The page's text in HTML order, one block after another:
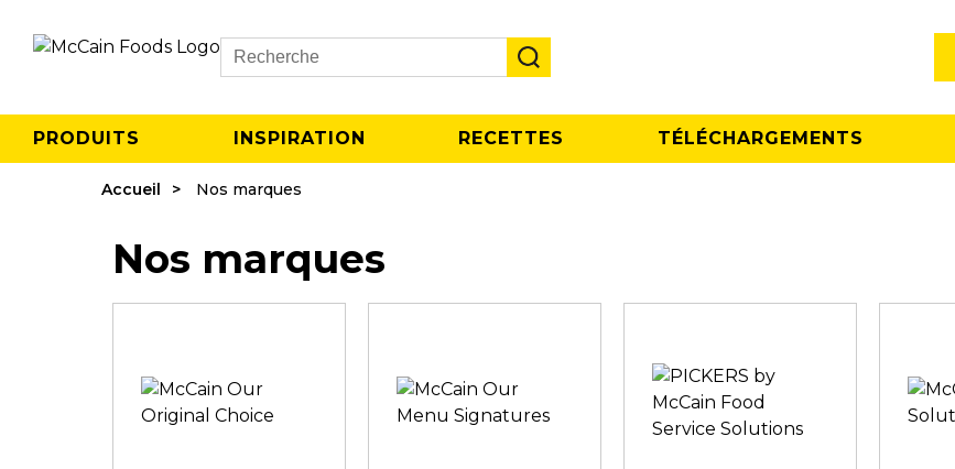
Search
PRODUITS INSPIRATION RECETTES TÉLÉCHARGEMENTS
Accueil Nos marques
Nos marques